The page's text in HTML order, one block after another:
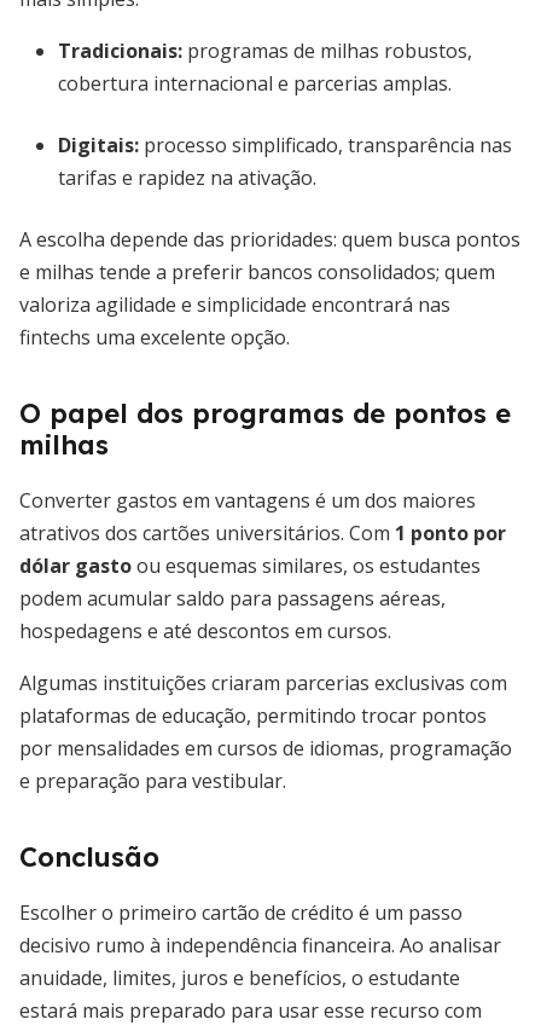
Tradicionais: programas de milhas robustos,
cobertura internacional e parcerias amplas.
Digitais: processo simplificado, transparência nas
tarifas e rapidez na ativação.
A escolha depende das prioridades: quem busca pontos
e milhas tende a preferir bancos consolidados; quem
valoriza agilidade e simplicidade encontrará nas
fintechs uma excelente opção.
O papel dos programas de pontos e
milhas
Converter gastos em vantagens é um dos maiores
atrativos dos cartões universitários. Com 1 ponto por
dólar gastoou esquemas similares, os estudantes
podem acumular saldo para passagens aéreas,
hospedagens e até descontos em cursos.
Algumas instituições criaram parcerias exclusivas com
plataformas de educação, permitindo trocar pontos
por mensalidades em cursos de idiomas, programação
e preparação para vestibular.
Conclusão
Escolher o primeiro cartão de crédito é um passo
decisivo rumo à independência financeira. Ao analisar
anuidade, limites, juros e benefícios, o estudante
estará mais preparado para usar esse recurso com